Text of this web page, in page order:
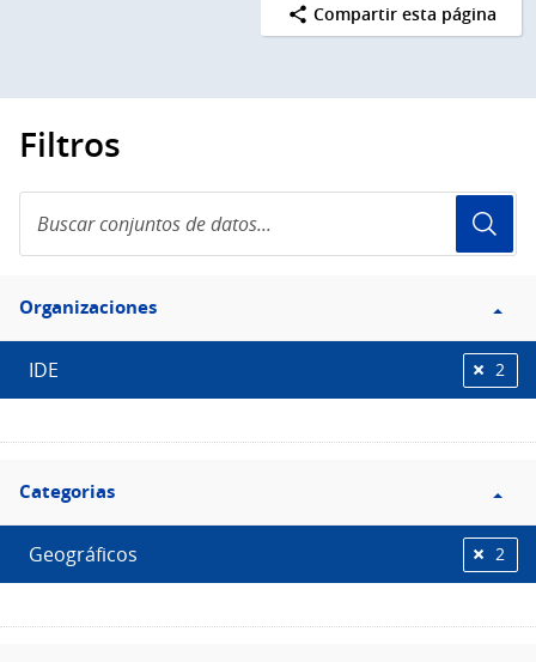
Compartir esta página
Filtros
conjuntos
de
Filtro
Organizaciones
Organizaciones
IDE 2
Filtro
Categorias
Categorias
Geográficos 2